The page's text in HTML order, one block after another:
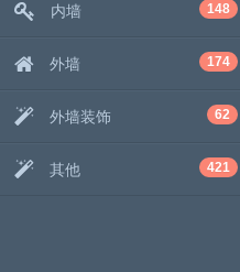
内墙 148
外墙 174
外墙装饰 62
其他 421